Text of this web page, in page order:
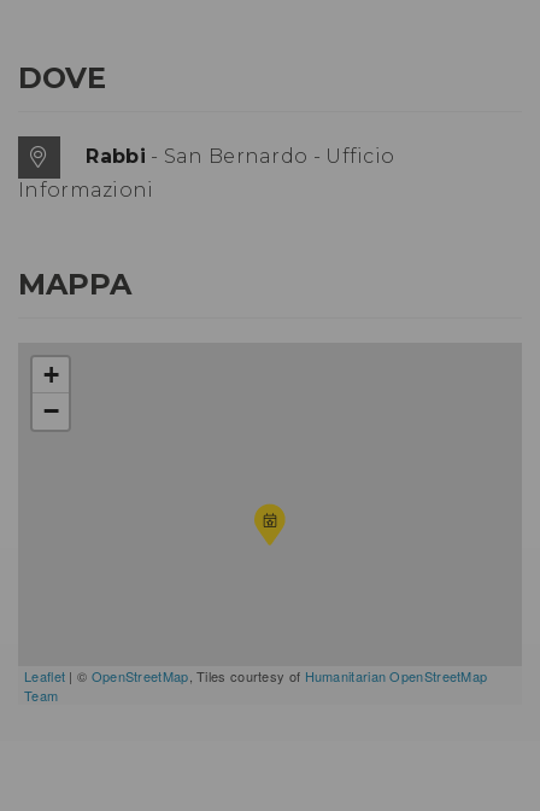
DOVE
Rabbi - San Bernardo - Ufficio
Informazioni
MAPPA
+
−
Leaflet | © OpenStreetMap , Tiles courtesy of Humanitarian OpenStreetMap
Team